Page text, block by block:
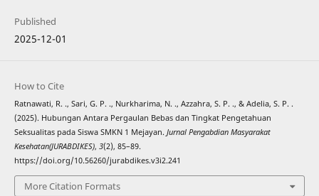
Published
2025-12-01
How to Cite
Ratnawati, R. ., Sari, G. P. ., Nurkharima, N. ., Azzahra, S. P. ., & Adelia, S. P. .
(2025). Hubungan Antara Pergaulan Bebas dan Tingkat Pengetahuan
Seksualitas pada Siswa SMKN 1 Mejayan. Jurnal Pengabdian Masyarakat
Kesehatan(JURABDIKES), 3(2), 85–89.
https://doi.org/10.56260/jurabdikes.v3i2.241
More Citation Formats